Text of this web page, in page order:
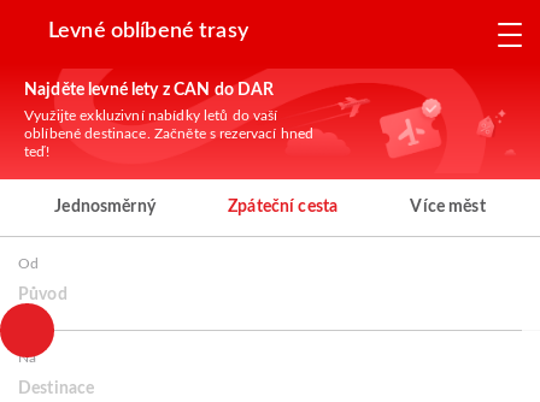
Levné oblíbené trasy
Najděte levné lety z CAN do DAR
Využijte exkluzivní nabídky letů do vaší
oblíbené destinace. Začněte s rezervací hned
teď!
Jednosměrný Zpáteční cesta Více měst
Od
Původ
Na
Destinace